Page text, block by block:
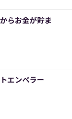
らお金が貯ま
エンペラー